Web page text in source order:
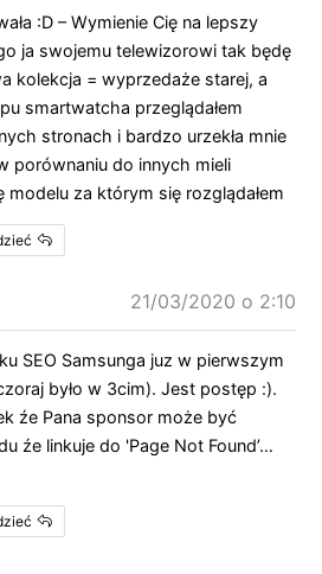
:D – Wymienie Cię na lepszy
ja swojemu telewizorowi tak będę
kolekcja = wyprzedaże starej, a
smartwatcha przeglądałem
stronach i bardzo urzekła mnie
porównaniu do innych mieli
modelu za którym się rozglądałem
21/03/2020 o 2:10
SEO Samsunga juz w pierwszym
było w 3cim). Jest postęp :).
źe Pana sponsor może być
źe linkuje do 'Page Not Found’…